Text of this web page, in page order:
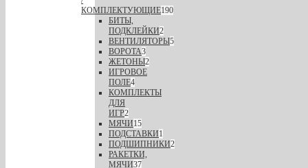
КОМПЛЕКТУЮЩИЕ190
БИТЫ,
ПОДКЛЕЙКИ2
ВЕНТИЛЯТОРЫ5
ВОРОТА3
ЖЕТОНЫ2
ИГРОВОЕ
ПОЛЕ4
КОМПЛЕКТЫ
ДЛЯ
ИГР2
МЯЧИ15
ПОДСТАВКИ1
ПОДШИПНИКИ2
РАКЕТКИ,
МЯЧИ37